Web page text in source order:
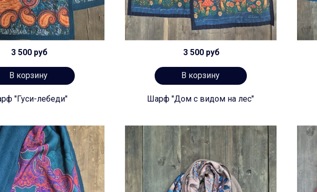
3 500 руб
В корзину
"Гуси-лебеди"
3 500 руб
В корзину
Шарф "Дом с видом на лес"